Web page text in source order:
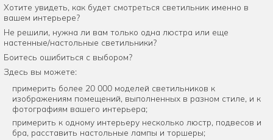
Хотите увидеть, как будет смотреться светильник именно в
вашем интерьере?
Не решили, нужна ли вам только одна люстра или еще
настенные/настольные светильники?
Боитесь ошибиться с выбором?
Здесь вы можете:
примерить более 20 000 моделей светильников к
изображениям помещений, выполненных в разном стиле, и к
фотографиям вашего интерьера;
примерить к одному интерьеру несколько люстр, подвесов и
бра, расставить настольные лампы и торшеры;